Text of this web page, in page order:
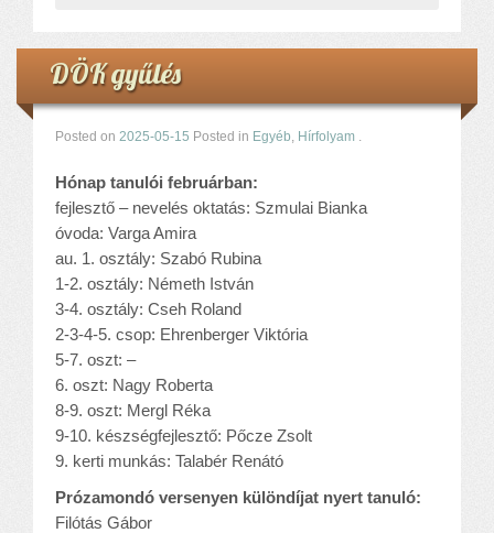
DÖK gyűlés
Posted on 2025-05-15 Posted in Egyéb, Hírfolyam .
Hónap tanulói februárban:
fejlesztő – nevelés oktatás: Szmulai Bianka
óvoda: Varga Amira
au. 1. osztály: Szabó Rubina
1-2. osztály: Németh István
3-4. osztály: Cseh Roland
2-3-4-5. csop: Ehrenberger Viktória
5-7. oszt: –
6. oszt: Nagy Roberta
8-9. oszt: Mergl Réka
9-10. készségfejlesztő: Pőcze Zsolt
9. kerti munkás: Talabér Renátó
Prózamondó versenyen különdíjat nyert tanuló:
Filótás Gábor